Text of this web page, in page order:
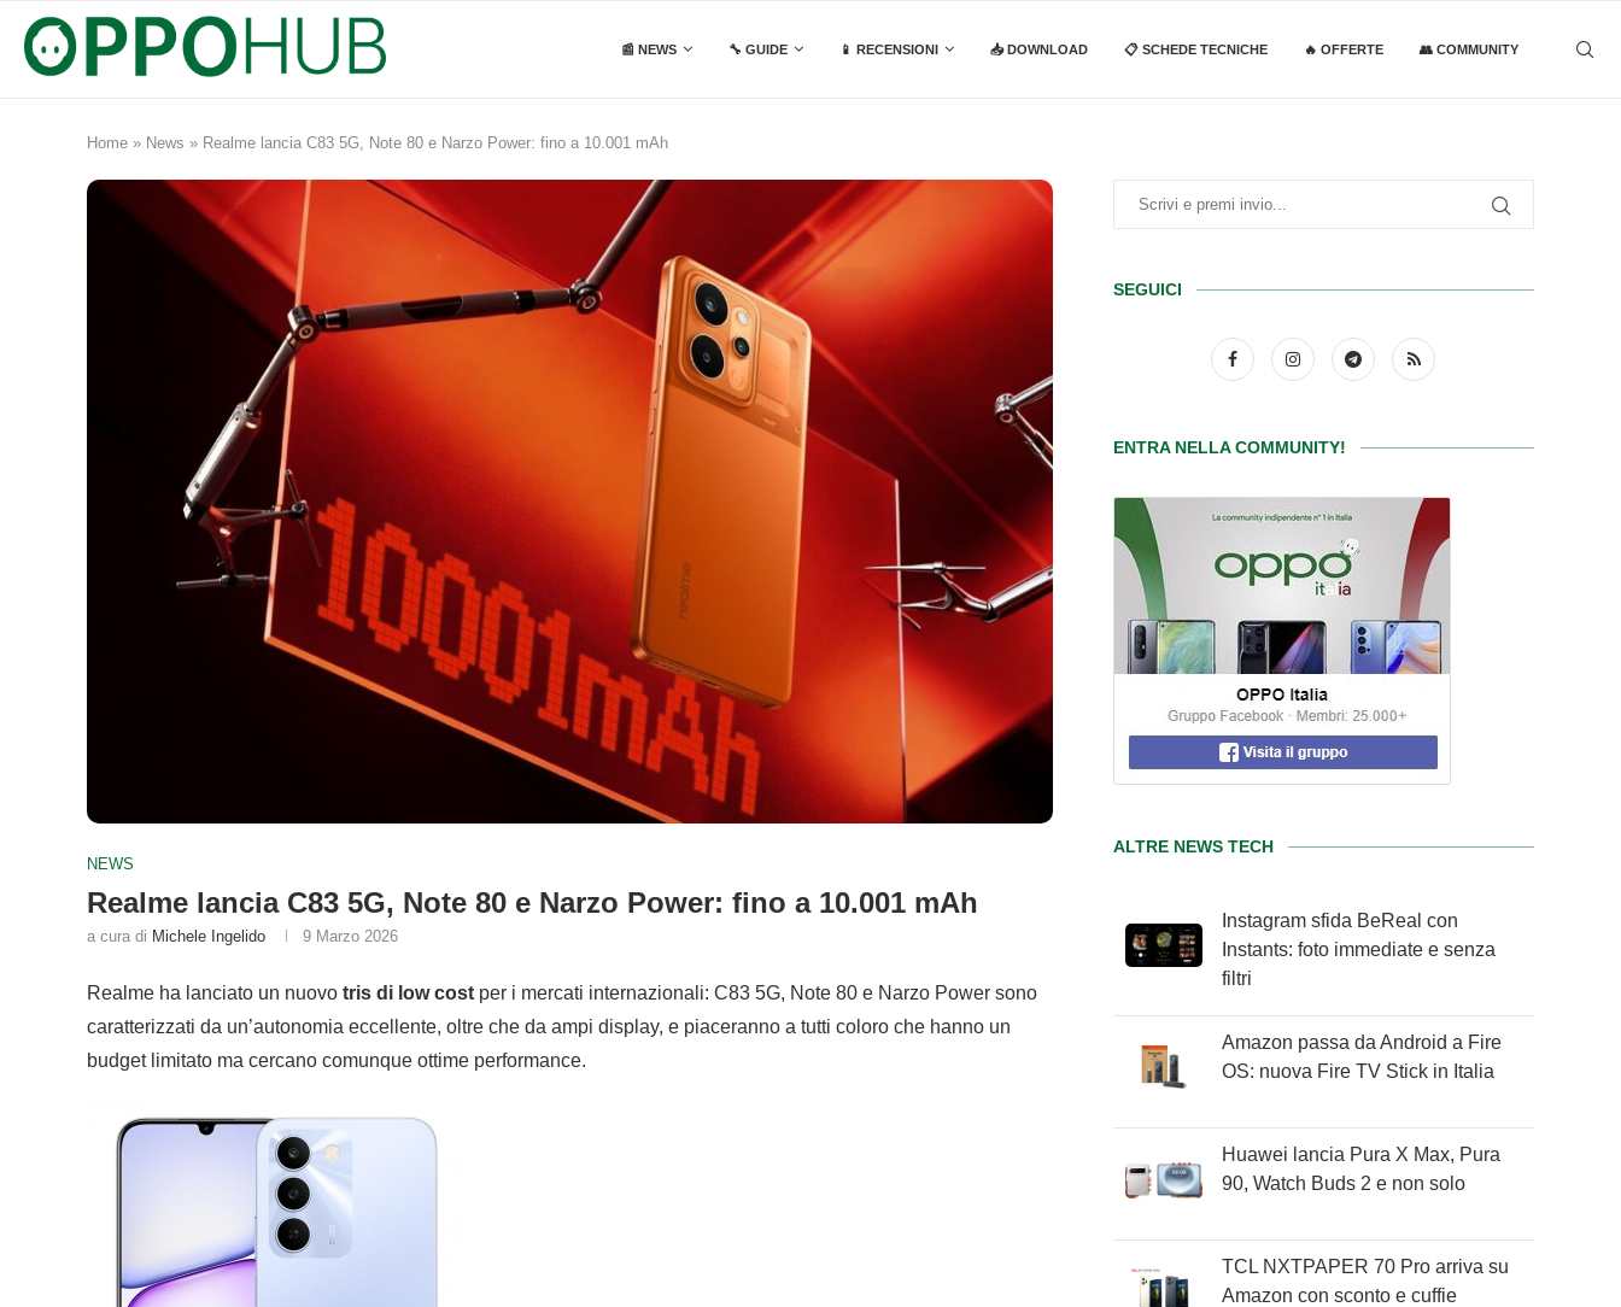
📰 NEWS 🔧 GUIDE 📱 RECENSIONI 📥 DOWNLOAD 📋 SCHEDE TECNICHE 🔥 OFFERTE 👥 COMMUNITY
Home » News » Realme lancia C83 5G, Note 80 e Narzo Power: fino a 10.001 mAh
NEWS
Realme lancia C83 5G, Note 80 e Narzo Power: fino a 10.001 mAh
a cura di Michele Ingelido 9 Marzo 2026
Realme ha lanciato un nuovo tris di low cost per i mercati internazionali: C83 5G, Note 80 e Narzo Power sono
caratterizzati da un’autonomia eccellente, oltre che da ampi display, e piaceranno a tutti coloro che hanno un
budget limitato ma cercano comunque ottime performance.
SEGUICI
ENTRA NELLA COMMUNITY!
ALTRE NEWS TECH
Instagram sfida BeReal con
Instants: foto immediate e senza
filtri
Amazon passa da Android a Fire
OS: nuova Fire TV Stick in Italia
Huawei lancia Pura X Max, Pura
90, Watch Buds 2 e non solo
TCL NXTPAPER 70 Pro arriva su
Amazon con sconto e cuffie